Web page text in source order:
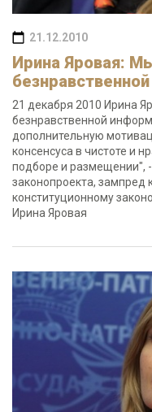
21.12.2010
Ирина Яровая:
21 декабря 2010 Ирина
безнравственной
дополнительную
консенсуса в чистоте и
подборе и размещении",
законопроекта, зампред
конституционному
Ирина Яровая